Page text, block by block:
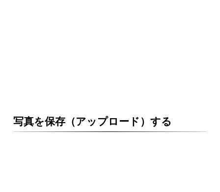
写真を保存（アップロード）する